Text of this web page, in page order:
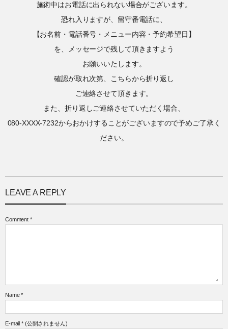
施術中はお電話に出られない場合がございます。
恐れ入りますが、留守番電話に、
【お名前・電話番号・メニュー内容・予約希望日】
を、メッセージで残して頂きますよう
お願いいたします。
確認が取れ次第、こちらから折り返し
ご連絡させて頂きます。
また、折り返しご連絡させていただく場合、
080-XXXX-7232からおかけすることがございますので予めご了承く
ださい。
LEAVE A REPLY
Comment *
Name *
E-mail *(公開されません)